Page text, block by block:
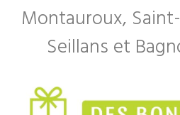
Montauroux,
Seillans et